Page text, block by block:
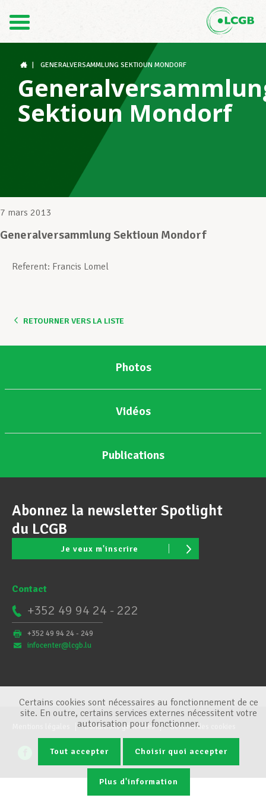
DE
Le LCGB
Structures syndicales
Assistance au Travail
Devenir Membre
Actualités
GENERALVERSAMMLUNG SEKTIOUN MONDORF
Sektioun Mondorf
7 mars 2013
Generalversammlung Sektioun Mondorf
Referent: Francis Lomel
RETOURNER VERS LA LISTE
Photos
Vidéos
Publications
Abonnez la newsletter Spotlight
du LCGB
Je veux m'inscrire
Contact
+352 49 94 24 - 222
+352 49 94 24 - 249
infocenter@lcgb.lu
Conditions générales Gestion des cookies
Certains cookies sont nécessaires au fonctionnement de ce
site. En outre, certains services externes nécessitent votre
autorisation pour fonctionner.
Tout accepter Choisir quoi accepter
Plus d'information